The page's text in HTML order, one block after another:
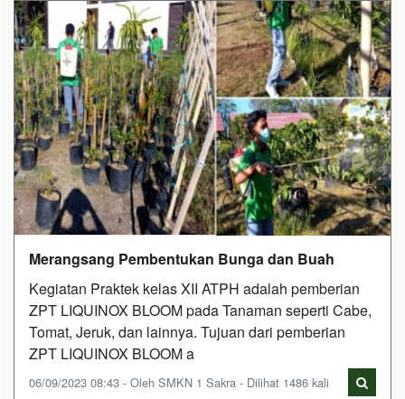
Merangsang Pembentukan Bunga dan Buah
Kegiatan Praktek kelas XII ATPH adalah pemberian
ZPT LIQUINOX BLOOM pada Tanaman seperti Cabe,
Tomat, Jeruk, dan lainnya. Tujuan dari pemberian
ZPT LIQUINOX BLOOM a
06/09/2023 08:43 - Oleh SMKN 1 Sakra - Dilihat 1486 kali